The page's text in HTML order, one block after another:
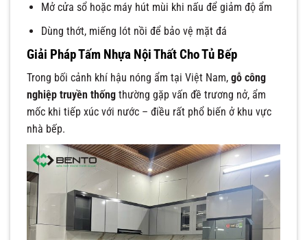
Mở cửa sổ hoặc máy hút mùi khi nấu để giảm độ ẩm
Dùng thớt, miếng lót nồi để bảo vệ mặt đá
Giải Pháp Tấm Nhựa Nội Thất Cho Tủ Bếp
Trong bối cảnh khí hậu nóng ẩm tại Việt Nam, gỗ công
nghiệp truyền thống thường gặp vấn đề trương nở, ẩm
mốc khi tiếp xúc với nước – điều rất phổ biến ở khu vực
nhà bếp.